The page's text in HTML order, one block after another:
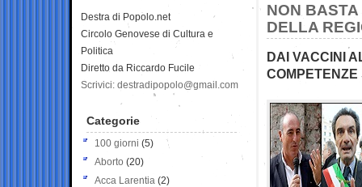
NON
DELLA
DAI VACCINI
Destra di Popolo.net
Circolo Genovese di Cultura e
Politica
Diretto da Riccardo Fucile
Scrivici: destradipopolo@gmail.com
Categorie
100 giorni (5)
Aborto (20)
Acca Larentia (2)